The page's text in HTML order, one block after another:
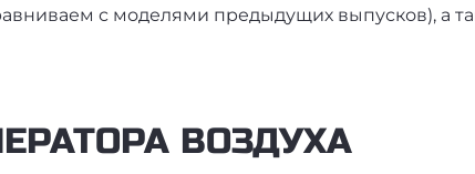
с моделями предыдущих выпусков), а
ВОЗДУХА